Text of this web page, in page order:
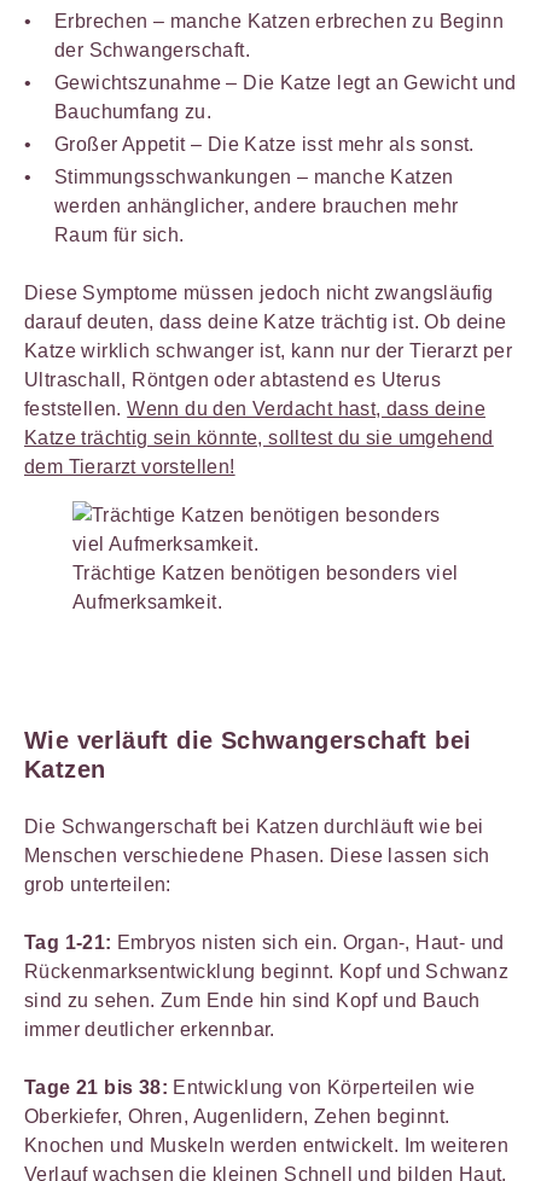
Erbrechen – manche Katzen erbrechen zu Beginn
der Schwangerschaft.
Gewichtszunahme – Die Katze legt an Gewicht und
Bauchumfang zu.
Großer Appetit – Die Katze isst mehr als sonst.
Stimmungsschwankungen – manche Katzen
werden anhänglicher, andere brauchen mehr
Raum für sich.
Diese Symptome müssen jedoch nicht zwangsläufig
darauf deuten, dass deine Katze trächtig ist. Ob deine
Katze wirklich schwanger ist, kann nur der Tierarzt per
Ultraschall, Röntgen oder abtastend es Uterus
feststellen.Wenn du den Verdacht hast, dass deine
Katze trächtig sein könnte, solltest du sie umgehend
dem Tierarzt vorstellen!
Trächtige Katzen benötigen besonders viel
Aufmerksamkeit.
Wie verläuft die Schwangerschaft bei
Katzen
Die Schwangerschaft bei Katzen durchläuft wie bei
Menschen verschiedene Phasen. Diese lassen sich
grob unterteilen:
Tag 1-21: Embryos nisten sich ein. Organ-, Haut- und
Rückenmarksentwicklung beginnt. Kopf und Schwanz
sind zu sehen. Zum Ende hin sind Kopf und Bauch
immer deutlicher erkennbar.
Tage 21 bis 38: Entwicklung von Körperteilen wie
Oberkiefer, Ohren, Augenlidern, Zehen beginnt.
Knochen und Muskeln werden entwickelt. Im weiteren
Verlauf wachsen die kleinen Schnell und bilden Haut,